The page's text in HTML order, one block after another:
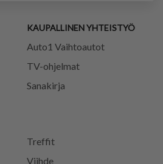
Treffit
Viihde
KAUPALLINEN YHTEISTYÖ
Auto1 Vaihtoautot
TV-ohjelmat
Sanakirja